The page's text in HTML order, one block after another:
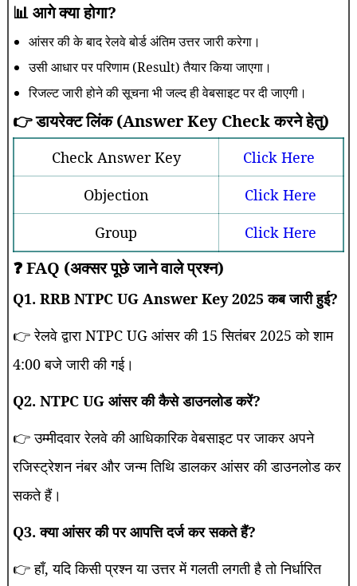
📊 आगे क्या होगा?
आंसर की के बाद रेलवे बोर्ड अंतिम उत्तर जारी करेगा।
उसी आधार पर परिणाम (Result) तैयार किया जाएगा।
रिजल्ट जारी होने की सूचना भी जल्द ही वेबसाइट पर दी जाएगी।
👉 डायरेक्ट लिंक (Answer Key Check करने हेतु)
Check Answer Key
Click Here
Objection
Click Here
Group
Click Here
❓ FAQ (अक्सर पूछे जाने वाले प्रश्न)
Q1. RRB NTPC UG Answer Key 2025 कब जारी हुई?
👉 रेलवे द्वारा NTPC UG आंसर की 15 सितंबर 2025 को शाम
4:00 बजे जारी की गई।
Q2. NTPC UG आंसर की कैसे डाउनलोड करें?
👉 उम्मीदवार रेलवे की आधिकारिक वेबसाइट पर जाकर अपने
रजिस्ट्रेशन नंबर और जन्म तिथि डालकर आंसर की डाउनलोड कर
सकते हैं।
Q3. क्या आंसर की पर आपत्ति दर्ज कर सकते हैं?
👉 हाँ, यदि किसी प्रश्न या उत्तर में गलती लगती है तो निर्धारित